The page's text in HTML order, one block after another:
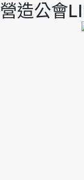
營造公會